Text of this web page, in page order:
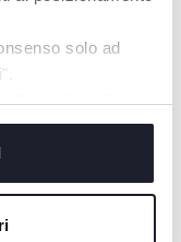
solo ad
dei soli
del servizio
VOUS